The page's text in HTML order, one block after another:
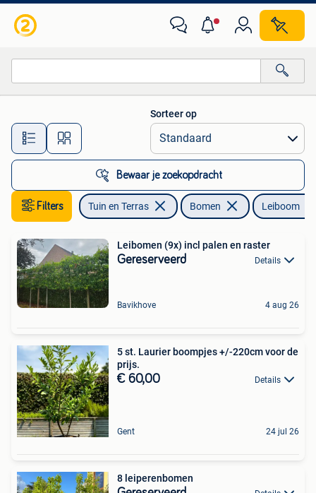
Alle afstanden…
Sorteer op
Bewaar je zoekopdracht
Filters Tuin en Terras Bomen Leiboom
Leibomen (9x) incl palen en raster
Gereserveerd Details
Bavikhove 4 aug 26
5 st. Laurier boompjes +/-220cm voor de
prijs.
€ 60,00 Details
Gent 24 jul 26
8 leiperenbomen